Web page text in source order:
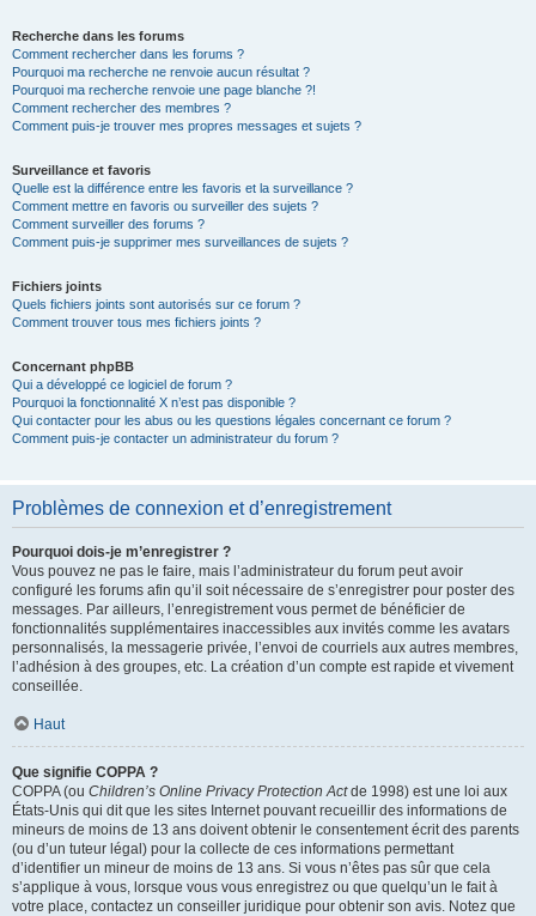
Recherche dans les forums
Comment rechercher dans les forums ?
Pourquoi ma recherche ne renvoie aucun résultat ?
Pourquoi ma recherche renvoie une page blanche ?!
Comment rechercher des membres ?
Comment puis-je trouver mes propres messages et sujets ?
Surveillance et favoris
Quelle est la différence entre les favoris et la surveillance ?
Comment mettre en favoris ou surveiller des sujets ?
Comment surveiller des forums ?
Comment puis-je supprimer mes surveillances de sujets ?
Fichiers joints
Quels fichiers joints sont autorisés sur ce forum ?
Comment trouver tous mes fichiers joints ?
Concernant phpBB
Qui a développé ce logiciel de forum ?
Pourquoi la fonctionnalité X n’est pas disponible ?
Qui contacter pour les abus ou les questions légales concernant ce forum ?
Comment puis-je contacter un administrateur du forum ?
Problèmes de connexion et d’enregistrement
Pourquoi dois-je m’enregistrer ?
Vous pouvez ne pas le faire, mais l’administrateur du forum peut avoir
configuré les forums afin qu’il soit nécessaire de s’enregistrer pour poster des
messages. Par ailleurs, l’enregistrement vous permet de bénéficier de
fonctionnalités supplémentaires inaccessibles aux invités comme les avatars
personnalisés, la messagerie privée, l’envoi de courriels aux autres membres,
l’adhésion à des groupes, etc. La création d’un compte est rapide et vivement
conseillée.
Haut
Que signifie COPPA ?
COPPA (ou Children’s Online Privacy Protection Actde 1998) est une loi aux
États-Unis qui dit que les sites Internet pouvant recueillir des informations de
mineurs de moins de 13 ans doivent obtenir le consentement écrit des parents
(ou d’un tuteur légal) pour la collecte de ces informations permettant
d’identifier un mineur de moins de 13 ans. Si vous n’êtes pas sûr que cela
s’applique à vous, lorsque vous vous enregistrez ou que quelqu’un le fait à
votre place, contactez un conseiller juridique pour obtenir son avis. Notez que